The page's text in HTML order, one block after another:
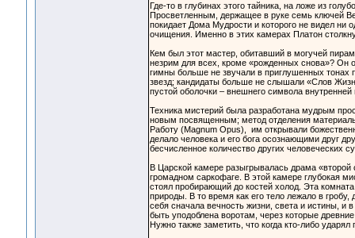
Где-то в глубинах этого тайника, на ложе из
Просветленным, держащее в руке семь ключей
покидает Дома Мудрости и которого не видел ни
очищения. Именно в этих камерах Платон
Кем был этот мастер, обитавший в могучей
незрим для всех, кроме «рожденных снова»?
гимны больше не звучали в приглушенных
звезд; кандидаты больше не слышали «Слов
пустой оболочки – внешнего символа
Техника мистерий была разработана мудрым
новым посвященным; метод отделения
Работу (Magnum Opus), им открывали
делало человека и его бога осознающими друг
бесчисленное количество других человеческих
В Царской камере разыгрывалась драма «второй
громадном саркофаге. В этой камере глубокая
стоял пробирающий до костей холод. Эта
природы. В то время как его тело лежало в
себя сначала вечность жизни, света и истины, и
быть уподоблена воротам, через которые
Нужно также заметить, что когда кто-либо